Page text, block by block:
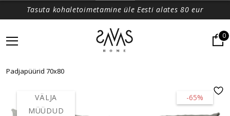
Tasuta kohaletoimetamine üle Eesti alates 80 eur
0
Padjapüürid 70x80
-65%
VÄLJA
MÜÜDUD